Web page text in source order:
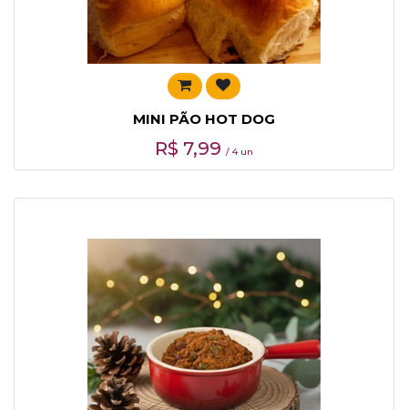
MINI PÃO HOT DOG
R$ 7,99 / 4 un